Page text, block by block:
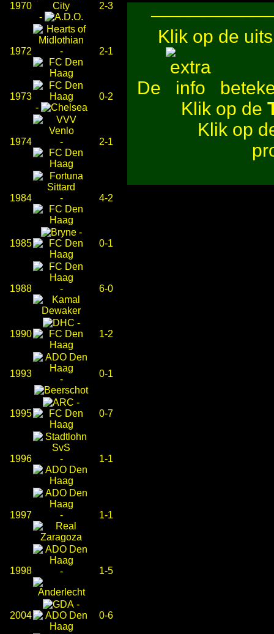
1970
-
2-3
1972 - 2-1
1973
-
0-2
1974 - 2-1
1984 - 4-2
1985
-
0-1
1988 - 6-0
1990
-
1-2
1993
-
0-1
1995
-
0-7
1996 - 1-1
1997 - 1-1
1998 - 1-5
2004
-
0-6
Klik op de
De
Klik op de
Klik op